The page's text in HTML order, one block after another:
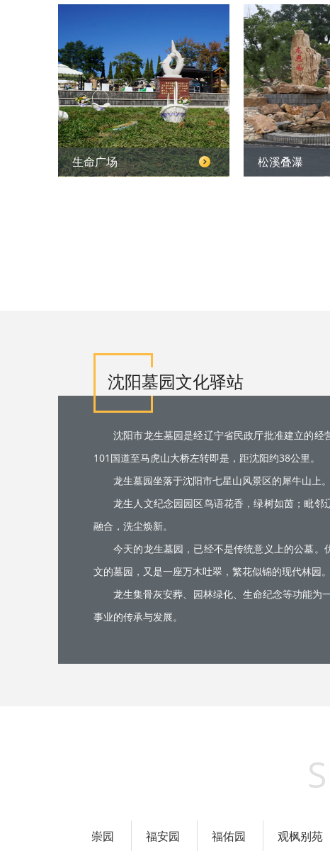
生命广场 松溪叠瀑
沈阳墓园文化驿站
沈阳市龙生墓园是经辽宁省民政厅批准建立的
101国道至马虎山大桥左转即是，距沈阳约38公里。
龙生墓园坐落于沈阳市七星山风景区的犀牛山上
龙生人文纪念园园区鸟语花香，绿树如茵；毗
融合，洗尘焕新。
今天的龙生墓园，已经不是传统意义上的公墓
文的墓园，又是一座万木吐翠，繁花似锦的现代林园。
龙生集骨灰安葬、园林绿化、生命纪念等功能为
事业的传承与发展。
崇园 福安园 福佑园 观枫别苑